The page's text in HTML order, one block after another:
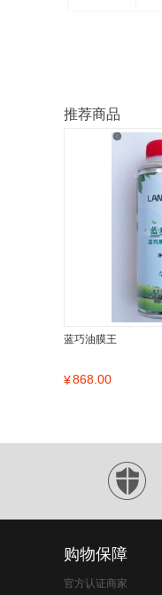
推荐商品
蓝巧油膜王
¥868.00
购物保障
官方认证商家